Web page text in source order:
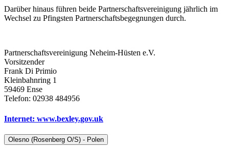
Darüber hinaus führen beide Partnerschaftsvereinigung jährlich im
Wechsel zu Pfingsten Partnerschaftsbegegnungen durch.
Partnerschaftsvereinigung Neheim-Hüsten e.V.
Vorsitzender
Frank Di Primio
Kleinbahnring 1
59469 Ense
Telefon: 02938 484956
Internet: www.bexley.gov.uk
Olesno (Rosenberg O/S) - Polen